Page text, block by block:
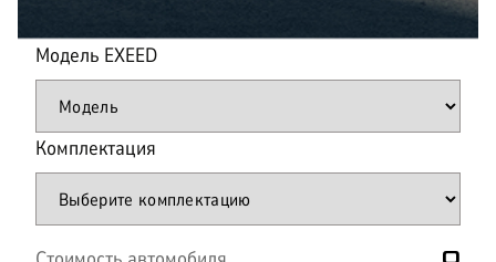
Модель EXEED
Комплектация